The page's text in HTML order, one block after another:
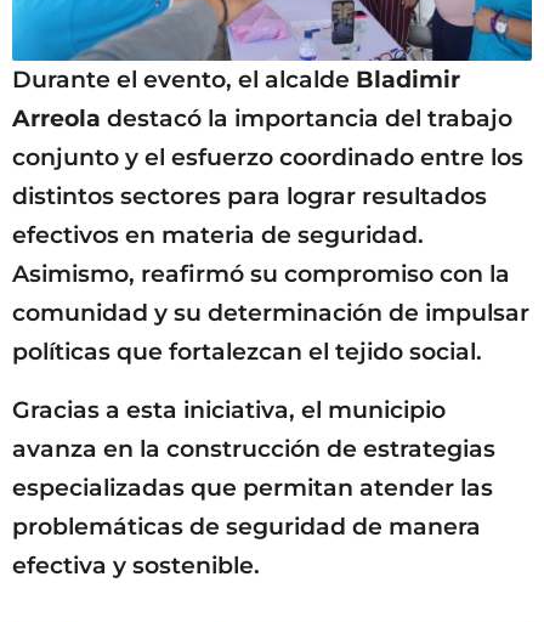
Durante el evento, el alcalde Bladimir
Arreola destacó la importancia del trabajo
conjunto y el esfuerzo coordinado entre los
distintos sectores para lograr resultados
efectivos en materia de seguridad.
Asimismo, reafirmó su compromiso con la
comunidad y su determinación de impulsar
políticas que fortalezcan el tejido social.
Gracias a esta iniciativa, el municipio
avanza en la construcción de estrategias
especializadas que permitan atender las
problemáticas de seguridad de manera
efectiva y sostenible.